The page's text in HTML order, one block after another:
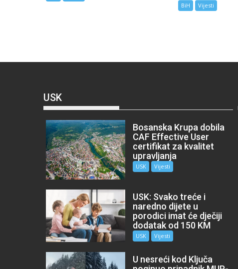
BiH Vijesti
USK
Bosanska Krupa dobila
CAF Effective User
certifikat za kvalitet
upravljanja
USK Vijesti
USK: Svako treće i
naredno dijete u
porodici imat će dječiji
dodatak od 150 KM
USK Vijesti
U nesreći kod Ključa